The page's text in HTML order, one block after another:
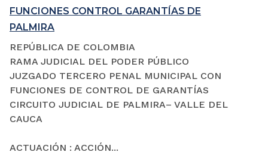
FUNCIONES CONTROL GARANTÍAS DE
PALMIRA
REPÚBLICA DE COLOMBIA
RAMA JUDICIAL DEL PODER PÚBLICO
JUZGADO TERCERO PENAL MUNICIPAL CON
FUNCIONES DE CONTROL DE GARANTÍAS
CIRCUITO JUDICIAL DE PALMIRA– VALLE DEL
CAUCA
ACTUACIÓN : ACCIÓN...